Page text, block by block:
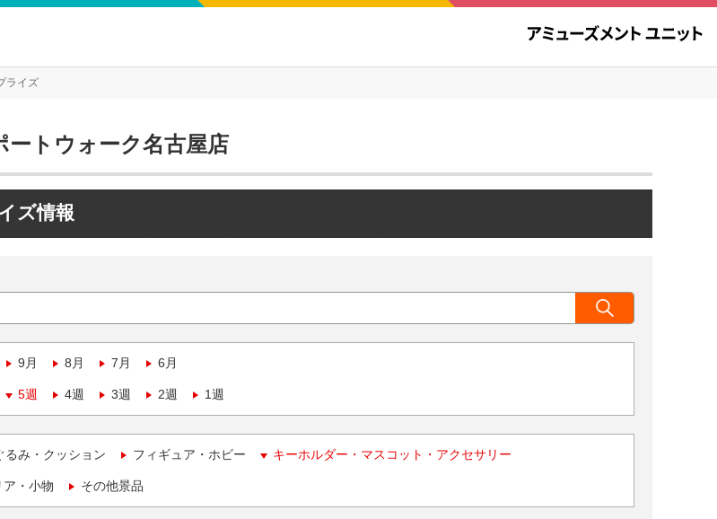
ライズ
ートウォーク名古屋店
ズ情報
9月 8月 7月 6月
5週 4週 3週 2週 1週
るみ・クッション フィギュア・ホビー キーホルダー・マスコット・アクセサリー
・小物 その他景品